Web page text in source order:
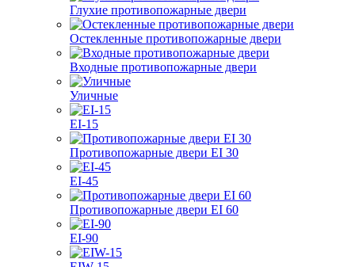
Глухие противопожарные двери
Остекленные противопожарные двери
Входные противопожарные двери
Уличные
EI-15
Противопожарные двери EI 30
EI-45
Противопожарные двери EI 60
EI-90